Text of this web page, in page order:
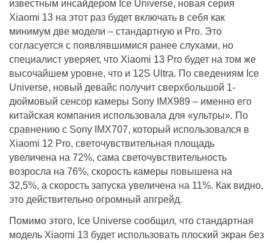
известным инсайдером Ice Universe, новая серия
Xiaomi 13 на этот раз будет включать в себя как
минимум две модели – стандартную и Pro. Это
согласуется с появлявшимися ранее слухами, но
специалист уверяет, что Xiaomi 13 Pro будет на том же
высочайшем уровне, что и 12S Ultra. По сведениям Ice
Universe, новый девайс получит сверхбольшой 1-
дюймовый сенсор камеры Sony IMX989 – именно его
китайская компания использовала для «ультры». По
сравнению с Sony IMX707, который использовался в
Xiaomi 12 Pro, светочувствительная площадь
увеличена на 72%, сама светочувствительность
возросла на 76%, скорость камеры повышена на
32,5%, а скорость запуска увеличена на 11%. Как видно,
это действительно огромный апгрейд.
Помимо этого, Ice Universe сообщил, что стандартная
модель Xiaomi 13 будет использовать плоский экран без